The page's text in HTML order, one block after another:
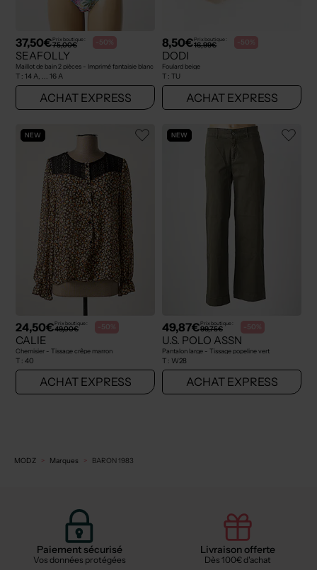
37,50€Prix boutique :
75,00€ -50%
SEAFOLLY
Maillot de bain 2 pièces - Imprimé fantaisie blanc
T : 14 A, ... 16 A
ACHAT EXPRESS
8,50€Prix boutique :
16,99€ -50%
DODI
Foulard beige
T : TU
ACHAT EXPRESS
NEW
24,50€Prix boutique :
49,00€ -50%
CALIE
Chemisier - Tissage crêpe marron
T : 40
ACHAT EXPRESS
NEW
49,87€Prix boutique :
99,75€ -50%
U.S. POLO ASSN
Pantalon large - Tissage popeline vert
T : W28
ACHAT EXPRESS
MODZ Marques BARON 1983
Paiement sécurisé
Vos données protégées
Livraison offerte
Dès 100€ d'achat